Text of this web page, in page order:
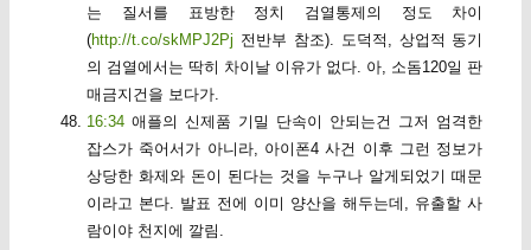
는 질서를 표방한 정치 검열통제의 정도 차이
(http://t.co/skMPJ2Pj 전반부 참조). 도덕적, 상업적 동기
의 검열에서는 딱히 차이날 이유가 없다. 아, 소돔120일 판
매금지건을 보다가.
16:34 애플의 신제품 기밀 단속이 안되는건 그저 엄격한
잡스가 죽어서가 아니라, 아이폰4 사건 이후 그런 정보가
상당한 화제와 돈이 된다는 것을 누구나 알게되었기 때문
이라고 본다. 발표 전에 이미 양산을 해두는데, 유출할 사
람이야 천지에 깔림.